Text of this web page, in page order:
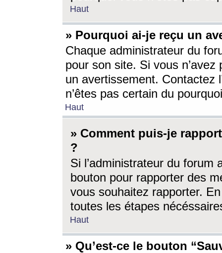
Haut
» Pourquoi ai-je reçu un
Chaque administrateur du
pour son site. Si vous
un avertissement. Contactez
n’êtes pas certain du
Haut
» Comment puis-je
?
Si l’administrateur du forum
bouton pour rapporter des
vous souhaitez rapporter.
toutes les étapes
Haut
» Qu’est-ce le bouton